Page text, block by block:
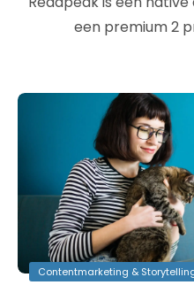
een premium 2
Contentmarketing &